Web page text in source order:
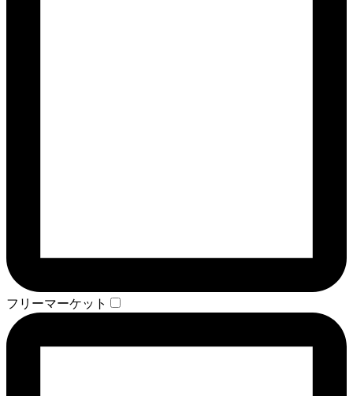
フリーマーケット